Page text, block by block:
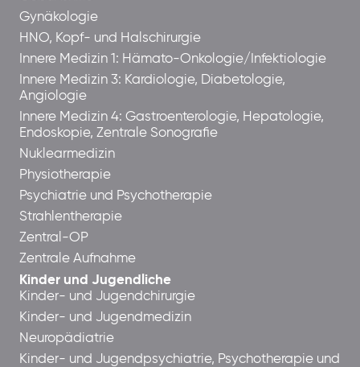
Gynäkologie
HNO, Kopf- und Halschirurgie
Innere Medizin 1: Hämato-Onkologie/Infektiologie
Innere Medizin 3: Kardiologie, Diabetologie,
Angiologie
Innere Medizin 4: Gastroenterologie, Hepatologie,
Endoskopie, Zentrale Sonografie
Nuklearmedizin
Physiotherapie
Psychiatrie und Psychotherapie
Strahlentherapie
Zentral-OP
Zentrale Aufnahme
Kinder und Jugendliche
Kinder- und Jugendchirurgie
Kinder- und Jugendmedizin
Neuropädiatrie
Kinder- und Jugendpsychiatrie, Psychotherapie und